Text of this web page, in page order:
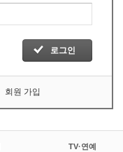
회원 가입
TV·연예